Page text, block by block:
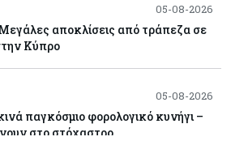
05-08-2026
αποκλίσεις από τράπεζα σε
Κύπρο
05-08-2026
παγκόσμιο φορολογικό κυνήγι –
στο στόχαστρο